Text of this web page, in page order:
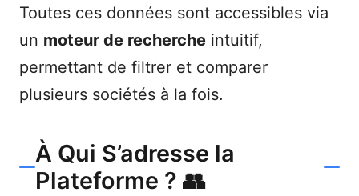
Toutes ces données sont accessibles via
un moteur de recherche intuitif,
permettant de filtrer et comparer
plusieurs sociétés à la fois.
À Qui S’adresse la
Plateforme ? 👥